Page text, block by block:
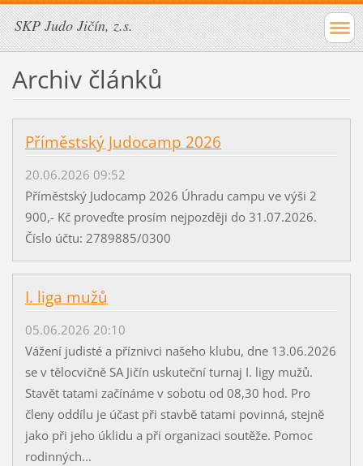
SKP Judo Jičín, z.s.
Archiv článků
Příměstský Judocamp 2026
20.06.2026 09:52
Příměstský Judocamp 2026 Úhradu campu ve výši 2
900,- Kč proveďte prosím nejpozději do 31.07.2026.
Číslo účtu: 2789885/0300
I. liga mužů
05.06.2026 20:10
Vážení judisté a příznivci našeho klubu, dne 13.06.2026
se v tělocvičně SA Jičín uskuteční turnaj I. ligy mužů.
Stavět tatami začínáme v sobotu od 08,30 hod. Pro
členy oddílu je účast při stavbě tatami povinná, stejně
jako při jeho úklidu a při organizaci soutěže. Pomoc
rodinných...